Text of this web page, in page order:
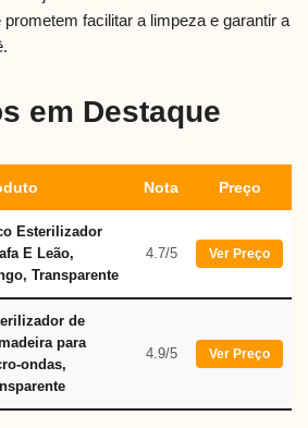
facilitar a limpeza e garantir a
em Destaque
Nota Preço
Esterilizador
E Leão,
Transparente
4.7/5 Ver Preço
de
para
ondas,
4.9/5 Ver Preço